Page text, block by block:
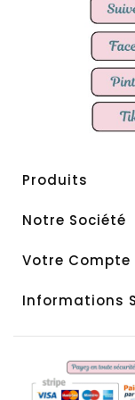
Produits
Notre Société
Votre Compte
Informations